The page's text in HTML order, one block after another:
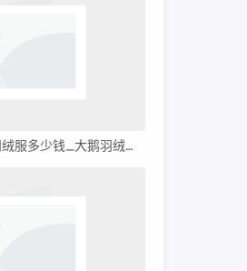
介绍十款大鹅男羽绒服多少钱_大鹅羽绒服多少钱?